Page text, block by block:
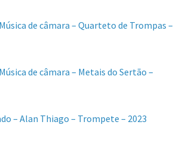
de câmara – Quarteto de Trompas –
de câmara – Metais do Sertão –
– Alan Thiago – Trompete – 2023